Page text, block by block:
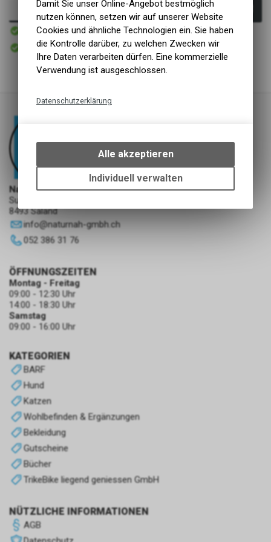
In den Warenkorb
Sofort verfügbar
Versand
Sofort abholbar
Abholung NaturNah GmbH
NaturNah GmbH
Sunnehofstrasse 7
8493 Saland
info@naturnah-gmbh.ch
052 386 31 76
KATEGORIEN
BARF
Hund
Katzen
Wohlbefinden & Ergänzungen
Bekleidung
Gutscheine
Bücher
TrikeBike liegend geniessen GmbH
NÜTZLICHE INFORMATIONEN
AGB
ÖFFNUNGSZEITEN
Montag - Freitag
09:00 - 12:30 Uhr
14:00 - 18:30 Uhr
Samstag
09:00 - 16:00 Uhr
Damit Sie unser Online-Angebot bestmöglich
nutzen können, setzen wir auf unserer Website
Cookies und ähnliche Technologien ein. Sie haben
die Kontrolle darüber, zu welchen Zwecken wir
Ihre Daten verarbeiten dürfen. Eine kommerzielle
Verwendung ist ausgeschlossen.
Datenschutzerklärung
bestimmte Interaktionen und
Einstellungen auf Ihrem Gerät,
um die grundlegenden
Funktionen unseres Online-
ermöglichen. Bitte beachten Sie,
Alle akzeptieren
Individuell verwalten